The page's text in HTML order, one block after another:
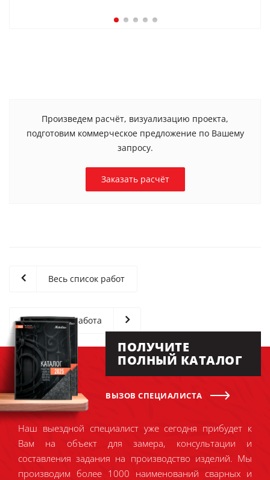
Произведем расчёт, визуализацию проекта,
подготовим коммерческое предложение по Вашему
запросу.
Заказать расчёт
Весь список работ
Следующая работа
ПОЛУЧИТЕ
ПОЛНЫЙ КАТАЛОГ
ВЫЗОВ СПЕЦИАЛИСТА
Наш выездной специалист уже сегодня прибудет к
Вам на объект для замера, консультации и
составления задания на производство изделий. Мы
производим более 1000 наименований сварных и